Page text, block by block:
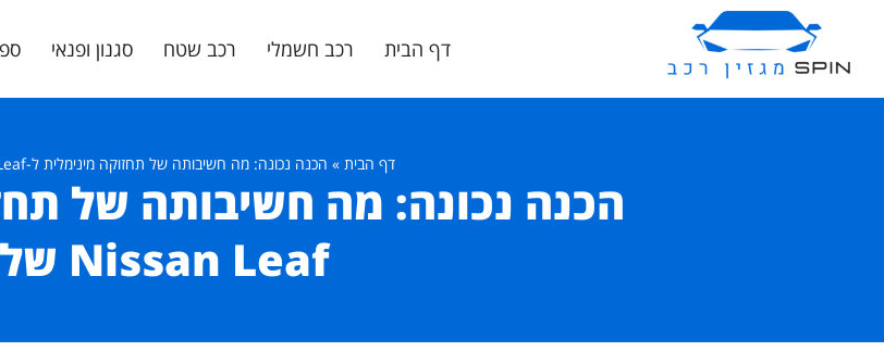
דף הבית רכב חשמלי רכב שטח סגנון ופנאי
דף הבית » הכנה נכונה: מה חשיבותה של תחזוקה מינימלית ל-Nissan Leaf שלך
הכנה נכונה: מה חשיבותה של
Nissan Leaf שלך